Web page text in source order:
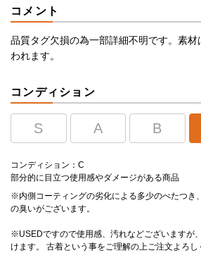
コメント
品質タグ欠損の為一部詳細不明です。素
われます。
コンディション
S A B
コンディション：C
部分的に目立つ使用感やダメージがある商品
※内側コーティングの劣化による多少のべたつき
の臭いがございます。
※USEDですので使用感、汚れなどございますが
けます。 古着という事をご理解の上ご注文よろし